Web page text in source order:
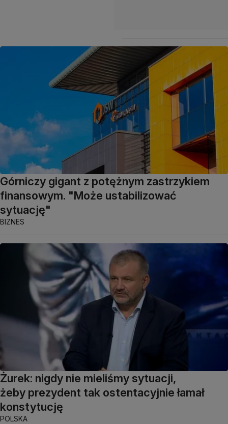
Górniczy gigant z potężnym zastrzykiem
finansowym. "Może ustabilizować
sytuację"
BIZNES
Żurek: nigdy nie mieliśmy sytuacji,
żeby prezydent tak ostentacyjnie łamał
konstytucję
POLSKA